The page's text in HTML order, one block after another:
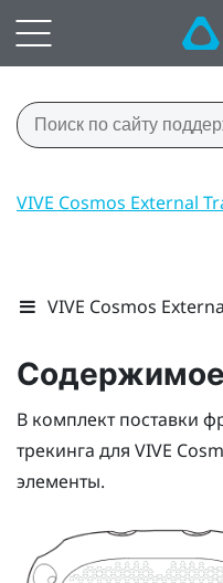
VIVE Cosmos External
VIVE Cosmos
В комплект поставки
трекинга для VIVE
элементы.